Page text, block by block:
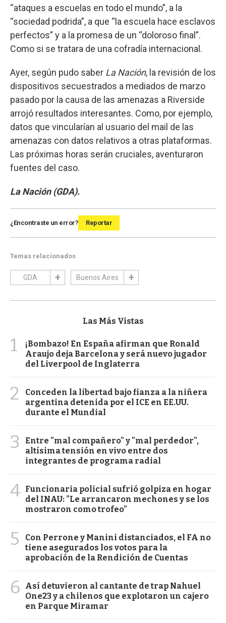
“ataques a escuelas en todo el mundo”, a la
“sociedad podrida”, a que “la escuela hace esclavos
perfectos” y a la promesa de un “doloroso final”.
Como si se tratara de una cofradía internacional.
Ayer, según pudo saber La Nación, la revisión de los
dispositivos secuestrados a mediados de marzo
pasado por la causa de las amenazas a Riverside
arrojó resultados interesantes. Como, por ejemplo,
datos que vincularían al usuario del mail de las
amenazas con datos relativos a otras plataformas.
Las próximas horas serán cruciales, aventuraron
fuentes del caso.
La Nación (GDA).
¿Encontraste un error? Reportar
Temas relacionados
GDA Buenos Aires
Las Más Vistas
1
¡Bombazo! En España afirman que Ronald
Araujo deja Barcelona y será nuevo jugador
del Liverpool de Inglaterra
2
Conceden la libertad bajo fianza a la niñera
argentina detenida por el ICE en EE.UU.
durante el Mundial
3
Entre "mal compañero" y "mal perdedor",
altísima tensión en vivo entre dos
integrantes de programa radial
4 Funcionaria policial sufrió golpiza en hogar
del INAU: "Le arrancaron mechones y se los
mostraron como trofeo"
5
Con Perrone y Manini distanciados, el FA no
tiene asegurados los votos para la
aprobación de la Rendición de Cuentas
6
Así detuvieron al cantante de trap Nahuel
One23 y a chilenos que explotaron un cajero
en Parque Miramar